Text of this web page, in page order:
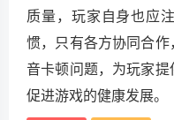
质量，玩家自身也应
惯，只有各方协同合
音卡顿问题，为玩家提
促进游戏的健康发展。